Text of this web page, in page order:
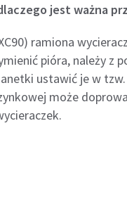
jest ważna
ramiona
pióra, należy z
ustawić je w
może